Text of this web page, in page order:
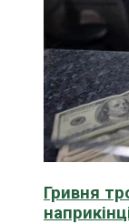
Гривня